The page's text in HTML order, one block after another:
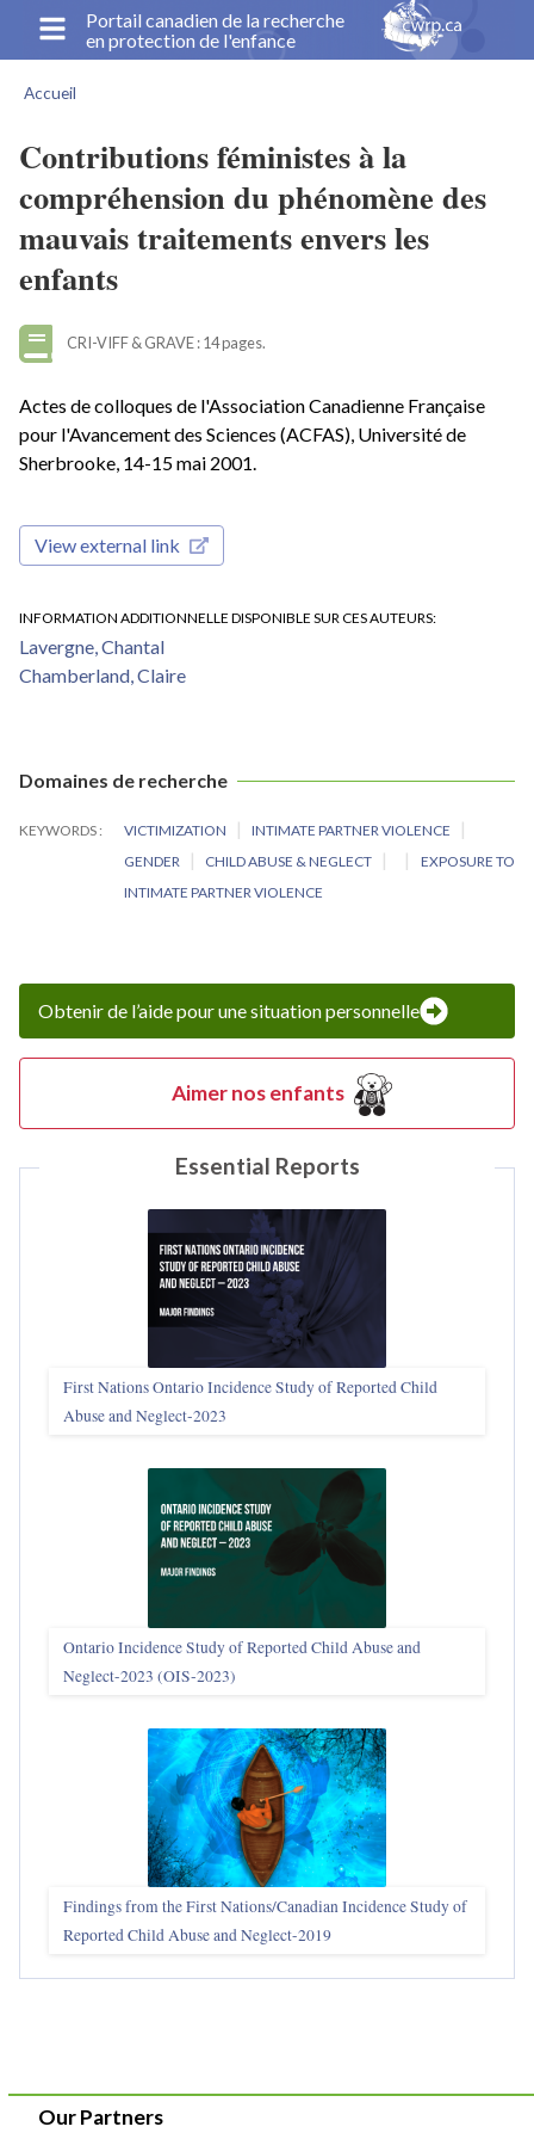
principal
Portail canadien de la recherche
en protection de l'enfance
d'Ariane
Accueil
Contributions féministes à la
compréhension du phénomène des
mauvais traitements envers les
enfants
CRI-VIFF & GRAVE : 14 pages.
Actes de colloques de l'Association Canadienne Française
pour l'Avancement des Sciences (ACFAS), Université de
Sherbrooke, 14-15 mai 2001.
View external link
INFORMATION ADDITIONNELLE DISPONIBLE SUR CES AUTEURS
Lavergne, Chantal
Chamberland, Claire
Domaines de recherche
KEYWORDS VICTIMIZATION
INTIMATE PARTNER VIOLENCE
GENDER
CHILD ABUSE & NEGLECT
EXPOSURE TO
INTIMATE PARTNER VIOLENCE
Obtenir de l’aide pour une situation personnelle
Aimer nos enfants
Essential Reports
First Nations Ontario Incidence Study of Reported Child
Abuse and Neglect‑2023
Ontario Incidence Study of Reported Child Abuse and
Neglect-2023 (OIS‑2023)
Findings from the First Nations/Canadian Incidence Study of
Reported Child Abuse and Neglect-2019
Our Partners